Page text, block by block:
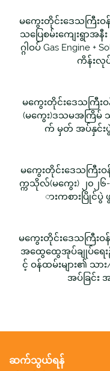
မကွေးတိုင်းဒေသကြီး
သပြေစမ်းကျေးရွာ
ဂ္ဂါဝပ် Gas Engine +
ကိန်းလု
မကွေးတိုင်းဒေသကြီး
(မကွေး)ဒသမအကြိမ်
က် မှတ် အပ်နှင်း
မကွေးတိုင်းဒေသကြီး
က္ကသိုလ်(မကွေး) ၂၀၂၆-
ားကစားပြိုင်
မကွေးတိုင်းဒေသကြီး
အထွေထွေအုပ်ချုပ်ရေး
င့် ဝန်ထမ်းများ၏ သာ
အပ်ခြင်း
ဆက်သွယ်ရန်